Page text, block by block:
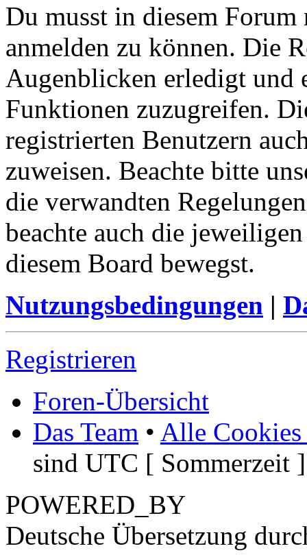
Du musst in diesem
anmelden zu können. Die
Augenblicken erledigt und
Funktionen zuzugreifen.
registrierten Benutzern
zuweisen. Beachte bitte
die verwandten
beachte auch die
diesem Board bewegst.
Nutzungsbedingungen |
Registrieren
Foren-Übersicht
Das Team • Alle Cookies
sind UTC [ Sommerzeit ]
POWERED_BY
Deutsche Übersetzung